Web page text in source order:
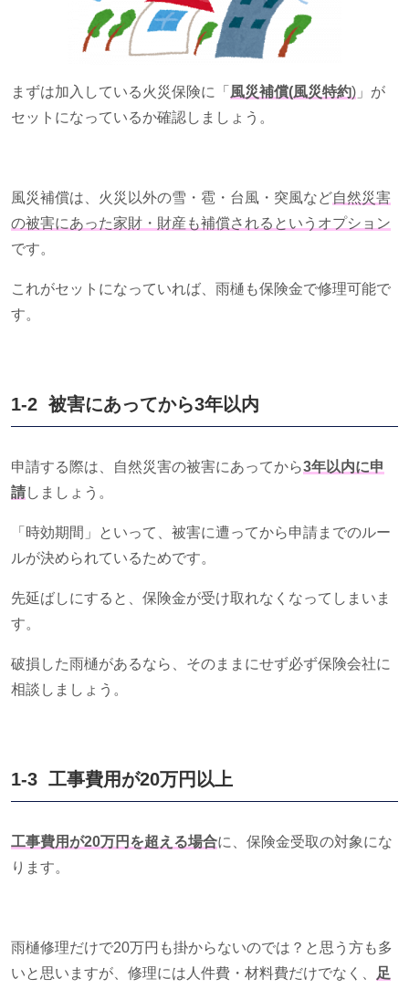
まずは加入している火災保険に「 風災補償(風災特約) 」が
セットになっているか確認しましょう。
風災補償は、火災以外の雪・雹・台風・突風など自然災害
の被害にあった家財・財産も補償されるというオプション
です。
これがセットになっていれば、雨樋も保険金で修理可能で
す。
1-2 被害にあってから3年以内
申請する際は、自然災害の被害にあってから3年以内に申
請しましょう。
「時効期間」といって、被害に遭ってから申請までのルー
ルが決められているためです。
先延ばしにすると、保険金が受け取れなくなってしまいま
す。
破損した雨樋があるなら、そのままにせず必ず保険会社に
相談しましょう。
1-3 工事費用が20万円以上
工事費用が20万円を超える場合に、保険金受取の対象にな
ります。
雨樋修理だけで20万円も掛からないのでは？と思う方も多
いと思いますが、修理には人件費・材料費だけでなく、
足